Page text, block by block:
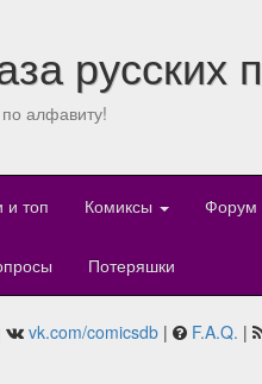
русских
алфавиту!
и топ Комиксы Форум
Потеряшки
vk.com/comicsdb | F.A.Q. |